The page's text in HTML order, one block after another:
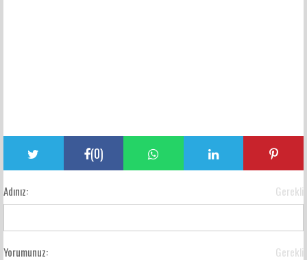
(0)
Adınız: Gerekli
Yorumunuz: Gerekli